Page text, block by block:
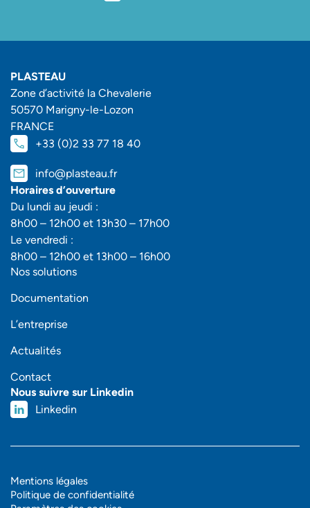
PLASTEAU
Zone d’activité la Chevalerie
50570 Marigny-le-Lozon
FRANCE
+33 (0)2 33 77 18 40
info@plasteau.fr
Horaires d’ouverture
Du lundi au jeudi :
8h00 – 12h00 et 13h30 – 17h00
Le vendredi :
8h00 – 12h00 et 13h00 – 16h00
Nos solutions
Documentation
L’entreprise
Actualités
Contact
Nous suivre sur Linkedin
Linkedin
Mentions légales
Politique de confidentialité